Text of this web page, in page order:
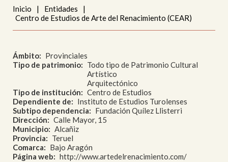
Inicio | Entidades
|
Centro de Estudios de Arte del Renacimiento (CEAR)
Ámbito
Provinciales
Tipo de patrimonio
Todo tipo de Patrimonio Cultural
Artístico
Arquitectónico
Tipo de institución
Centro de Estudios
Dependiente de
Instituto de Estudios Turolenses
Subtipo dependencia
Fundación Quílez Llisterri
Dirección
Calle Mayor, 15
Municipio
Alcañiz
Provincia
Teruel
Comarca
Bajo Aragón
Página web
http://www.artedelrenacimiento.com/